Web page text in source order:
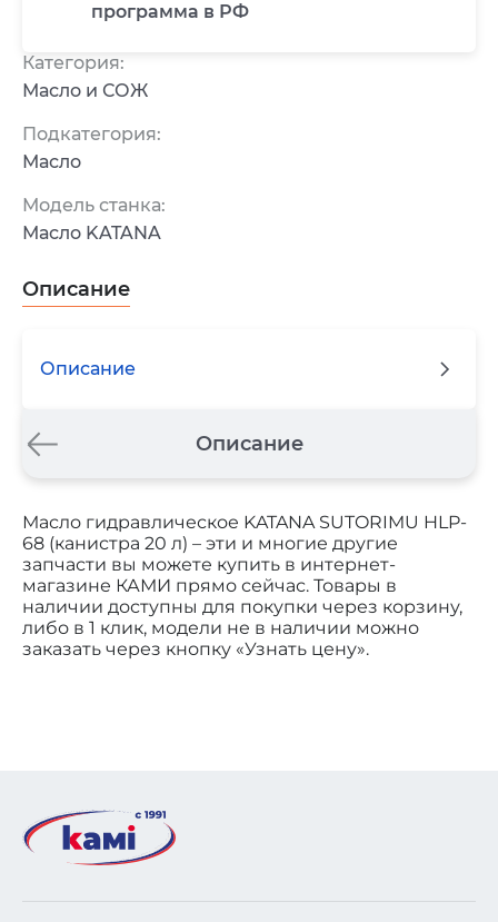
программа в РФ
Категория:
Масло и СОЖ
Подкатегория:
Масло
Модель станка:
Масло KATANA
Описание
Описание
Описание
Масло гидравлическое KATANA SUTORIMU HLP-
68 (канистра 20 л) – эти и многие другие
запчасти вы можете купить в интернет-
магазине КАМИ прямо сейчас. Товары в
наличии доступны для покупки через корзину,
либо в 1 клик, модели не в наличии можно
заказать через кнопку «Узнать цену».